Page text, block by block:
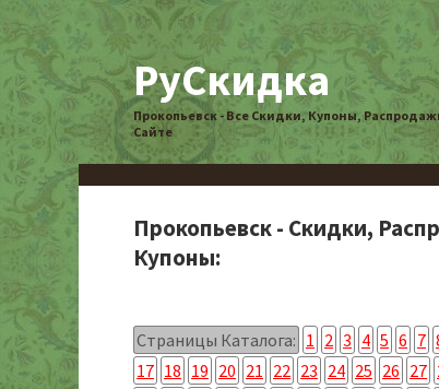
РуСкидка
Прокопьевск - Все Скидки, Купоны,
Сайте
Прокопьевск - Скидки,
Купоны:
Страницы Каталога: 1 2 3 4 5 6 7
17 18 19 20 21 22 23 24 25 26 27